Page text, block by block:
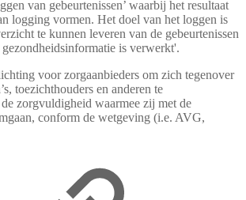
van gebeurtenissen’ waarbij het resultaat
logging vormen. Het doel van het loggen is
te kunnen leveren van de gebeurtenissen
is verwerkt'.
voor zorgaanbieders om zich tegenover
toezichthouders en anderen te
zorgvuldigheid waarmee zij met de
conform de wetgeving (i.e. AVG,